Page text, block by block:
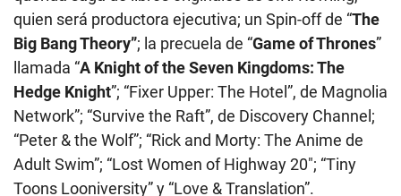
quien será productora ejecutiva; un Spin-off de “The
Big Bang Theory”; la precuela de “Game of Thrones”
llamada “A Knight of the Seven Kingdoms: The
Hedge Knight”; “Fixer Upper: The Hotel”, de Magnolia
Network”; “Survive the Raft”, de Discovery Channel;
“Peter & the Wolf”; “Rick and Morty: The Anime de
Adult Swim”; “Lost Women of Highway 20″; “Tiny
Toons Looniversity” y “Love & Translation”.